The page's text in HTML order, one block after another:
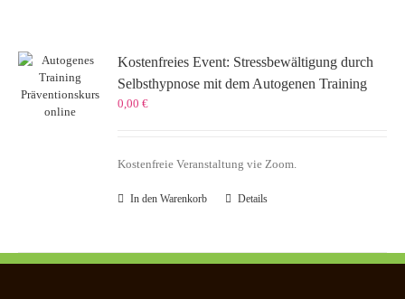
Kostenfreies Event: Stressbewältigung durch
Selbsthypnose mit dem Autogenen Training
0,00€
Kostenfreie Veranstaltung vie Zoom.
In den Warenkorb Details